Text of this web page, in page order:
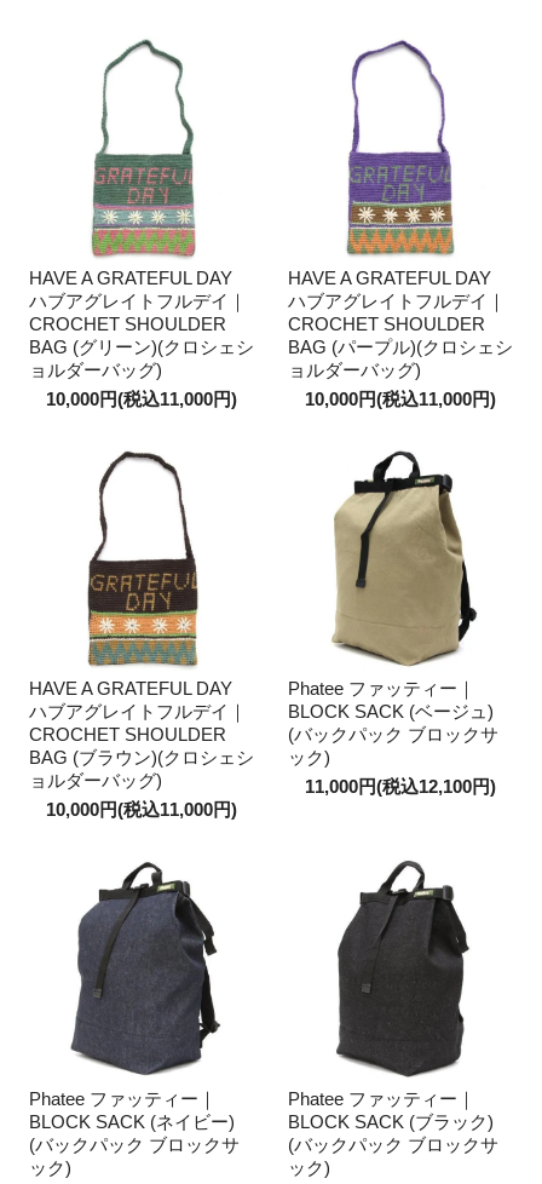
HAVE A GRATEFUL DAY
ハブアグレイトフルデイ｜
CROCHET SHOULDER
BAG (グリーン)(クロシェシ
ョルダーバッグ)
10,000円(税込11,000円)
HAVE A GRATEFUL DAY
ハブアグレイトフルデイ｜
CROCHET SHOULDER
BAG (パープル)(クロシェシ
ョルダーバッグ)
10,000円(税込11,000円)
HAVE A GRATEFUL DAY
ハブアグレイトフルデイ｜
CROCHET SHOULDER
BAG (ブラウン)(クロシェシ
ョルダーバッグ)
10,000円(税込11,000円)
Phatee ファッティー｜
BLOCK SACK (ベージュ)
(バックパック ブロックサ
ック)
11,000円(税込12,100円)
Phatee ファッティー｜
BLOCK SACK (ネイビー)
(バックパック ブロックサ
ック)
Phatee ファッティー｜
BLOCK SACK (ブラック)
(バックパック ブロックサ
ック)